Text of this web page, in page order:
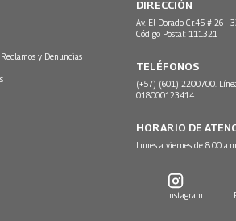
y Denuncias
DIRECCIÓN
Av. El Dorado Cr.45 # 26 -
Código Postal: 111321
TELÉFONOS
(+57) (601) 2200700.
018000123414
HORARIO DE
Lunes a viernes de 8:00
Instagram